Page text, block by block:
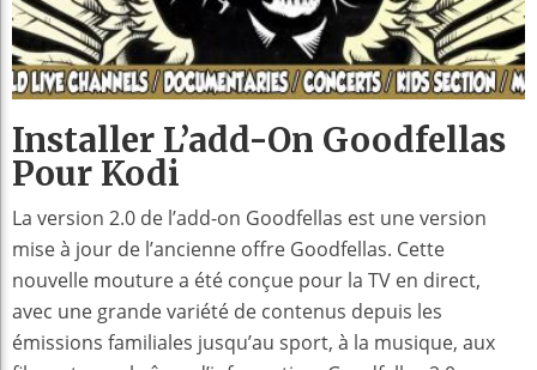
Installer L’add-On Goodfellas
Pour Kodi
La version 2.0 de l’add-on Goodfellas est une version
mise à jour de l’ancienne offre Goodfellas. Cette
nouvelle mouture a été conçue pour la TV en direct,
avec une grande variété de contenus depuis les
émissions familiales jusqu’au sport, à la musique, aux